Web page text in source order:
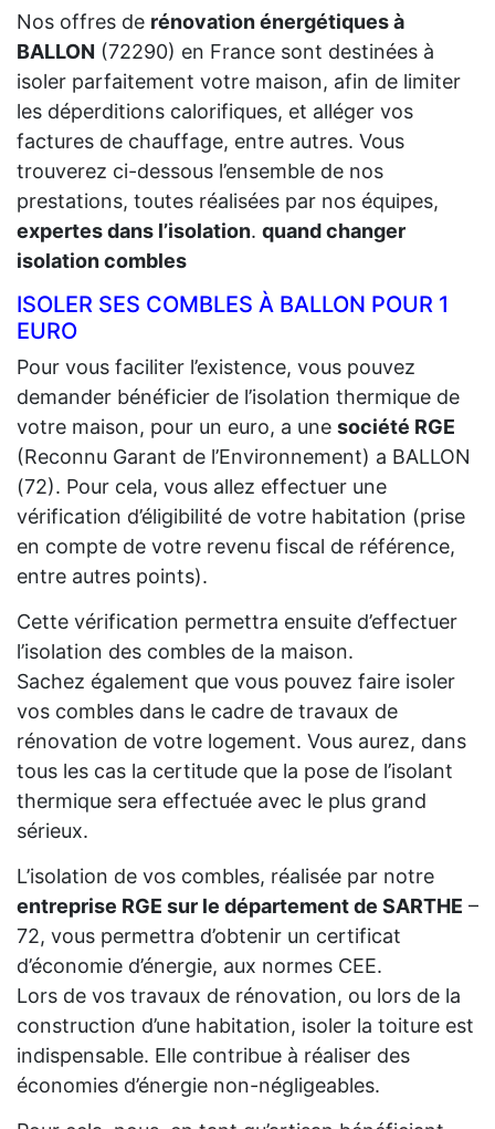
Nos offres de rénovation énergétiques à
BALLON (72290) en France sont destinées à
isoler parfaitement votre maison, afin de limiter
les déperditions calorifiques, et alléger vos
factures de chauffage, entre autres. Vous
trouverez ci-dessous l’ensemble de nos
prestations, toutes réalisées par nos équipes,
expertes dans l’isolation. quand changer
isolation combles
ISOLER SES COMBLES À BALLON POUR 1
EURO
Pour vous faciliter l’existence, vous pouvez
demander bénéficier de l’isolation thermique de
votre maison, pour un euro, a une société RGE
(Reconnu Garant de l’Environnement) a BALLON
(72). Pour cela, vous allez effectuer une
vérification d’éligibilité de votre habitation (prise
en compte de votre revenu fiscal de référence,
entre autres points).
Cette vérification permettra ensuite d’effectuer
l’isolation des combles de la maison.
Sachez également que vous pouvez faire isoler
vos combles dans le cadre de travaux de
rénovation de votre logement. Vous aurez, dans
tous les cas la certitude que la pose de l’isolant
thermique sera effectuée avec le plus grand
sérieux.
L’isolation de vos combles, réalisée par notre
entreprise RGE sur le département de SARTHE –
72, vous permettra d’obtenir un certificat
d’économie d’énergie, aux normes CEE.
Lors de vos travaux de rénovation, ou lors de la
construction d’une habitation, isoler la toiture est
indispensable. Elle contribue à réaliser des
économies d’énergie non-négligeables.